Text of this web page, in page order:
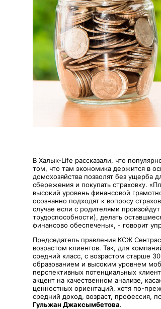
В Халык-Life рассказали, что
том, что там экономика держится в
домохозяйства позволят без ущерба
сбережения и покупать страховку.
высокий уровень финансовой
осознанно подходят к вопросу
случае если с родителями
трудоспособности), делать
финансово обеспечены», - говорит
Председатель правления КСЖ
возрастом клиентов. Так, для
средний класс, с возрастом старше
образованием и высоким уровнем
перспективных потенциальных
акцент на качественном анализе,
ценностных ориентаций, хотя по-
средний доход, возраст, профессия,
Гульжан Джаксымбетова.